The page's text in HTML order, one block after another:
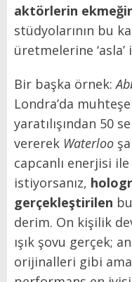
aktörlerin
stüdyolarının bu
üretmelerine ‘asla’
Bir başka örnek:
Londra’da
yaratılışından 50
vererek Waterloo
capcanlı enerjisi
istiyorsanız,
gerçekleştirilen
derim. On kişilik
ışık şovu gerçek;
orijinalleri gibi